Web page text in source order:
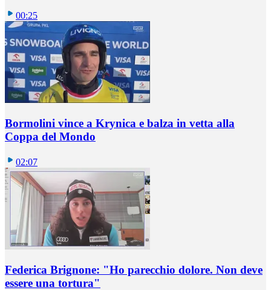
00:25
Bormolini vince a Krynica e balza in vetta alla
Coppa del Mondo
02:07
Federica Brignone: "Ho parecchio dolore. Non deve
essere una tortura"